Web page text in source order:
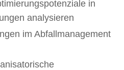
in
analysieren
im Abfallmanagement